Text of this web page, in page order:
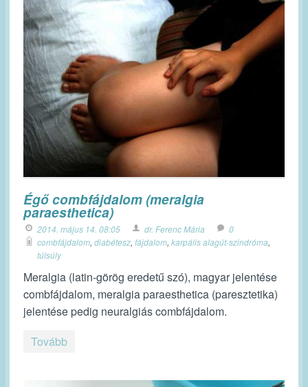
Égő combfájdalom (meralgia
paraesthetica)
2014. május 14. 08:05 dr. Ferenc Mária
0
combfájdalom, diabétesz, fájdalom, karpális alagút-szindróma,
túlsúly
Meralgia (latin-görög eredetű szó), magyar jelentése
combfájdalom, meralgia paraesthetica (paresztetika)
jelentése pedig neuralgiás combfájdalom.
Tovább